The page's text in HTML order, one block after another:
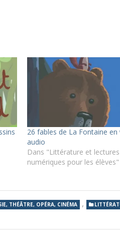
26 fables de La Fontaine en
audio
Dans "Littérature et lectures
numériques pour les élèves"
THÉÂTRE, OPÉRA, CINÉMA ,